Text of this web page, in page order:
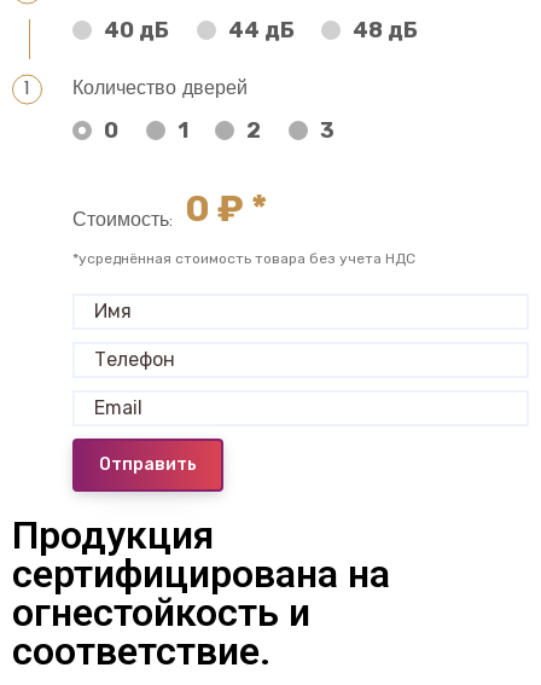
40 дБ 44 дБ 48 дБ
Количество дверей
0 1 2 3
Стоимость: 0 ₽ *
*усреднённая стоимость товара без учета НДС
Отправить
Продукция
сертифицирована на
огнестойкость и
соответствие.